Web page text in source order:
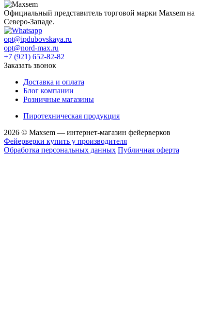
Официальный представитель торговой марки Maxsem на
Северо-Западе.
opt@ipdubovskaya.ru
opt@nord-max.ru
+7 (921) 652-82-82
Заказать звонок
Доставка и оплата
Блог компании
Розничные магазины
Пиротехническая продукция
2026 © Maxsem — интернет-магазин фейерверков
Фейерверки купить у производителя
Обработка персональных данных Публичная оферта